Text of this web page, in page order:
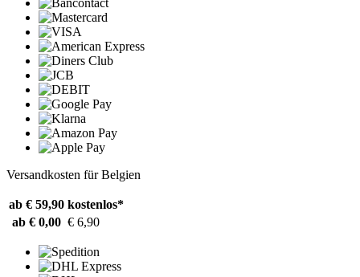
Versandkosten für Belgien
ab € 59,90 kostenlos*
ab € 0,00 € 6,90